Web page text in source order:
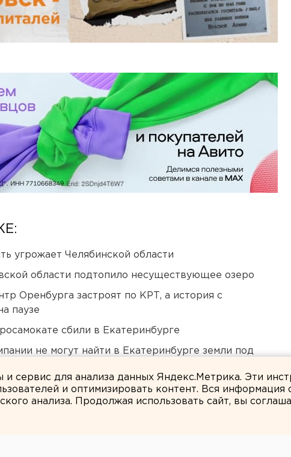
угрожает Челябинской области
области подтопило несуществующее озеро
Оренбурга застроят по КРТ, а история с
паузе
сбили в Екатеринбурге
не могут найти в Екатеринбурге земли под
и сервис для анализа данных Яндекс.Метрика. Эти
и оптимизировать контент. Вся информация
анализа. Продолжая использовать сайт, вы